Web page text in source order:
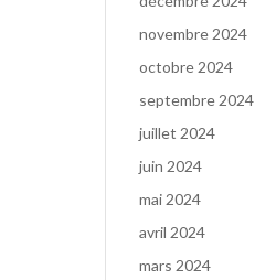
novembre 2024
octobre 2024
septembre 2024
juillet 2024
juin 2024
mai 2024
avril 2024
mars 2024